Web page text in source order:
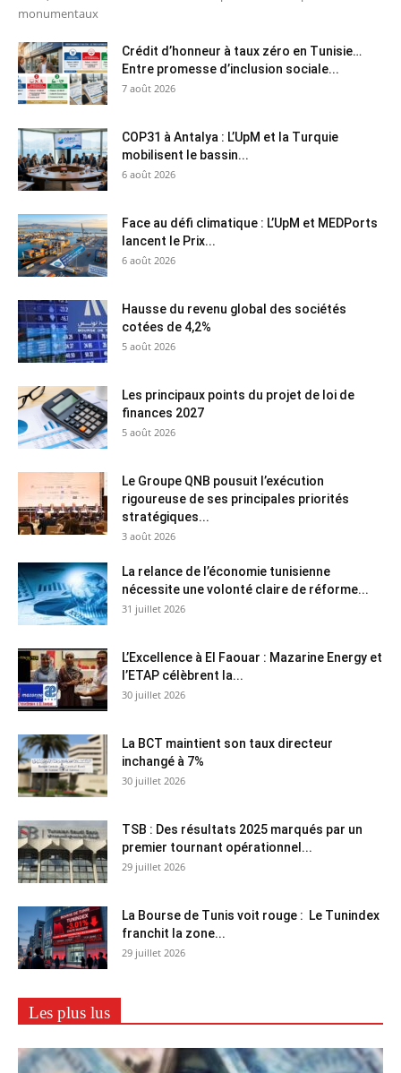
monumentaux
Crédit d’honneur à taux zéro en Tunisie…
Entre promesse d’inclusion sociale...
7 août 2026
COP31 à Antalya : L’UpM et la Turquie
mobilisent le bassin...
6 août 2026
Face au défi climatique : L’UpM et MEDPorts
lancent le Prix...
6 août 2026
Hausse du revenu global des sociétés
cotées de 4,2%
5 août 2026
Les principaux points du projet de loi de
finances 2027
5 août 2026
Le Groupe QNB pousuit l’exécution
rigoureuse de ses principales priorités
stratégiques...
3 août 2026
La relance de l’économie tunisienne
nécessite une volonté claire de réforme...
31 juillet 2026
L’Excellence à El Faouar : Mazarine Energy et
l’ETAP célèbrent la...
30 juillet 2026
La BCT maintient son taux directeur
inchangé à 7%
30 juillet 2026
TSB : Des résultats 2025 marqués par un
premier tournant opérationnel...
29 juillet 2026
La Bourse de Tunis voit rouge : Le Tunindex
franchit la zone...
29 juillet 2026
Les plus lus